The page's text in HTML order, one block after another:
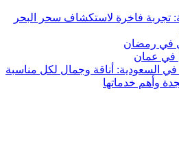
تجربة فاخرة لاستكشاف سحر البحر
في رمضان
في عمان
السعودية: أناقة وجمال لكل مناسبة
وأهم خدماتها